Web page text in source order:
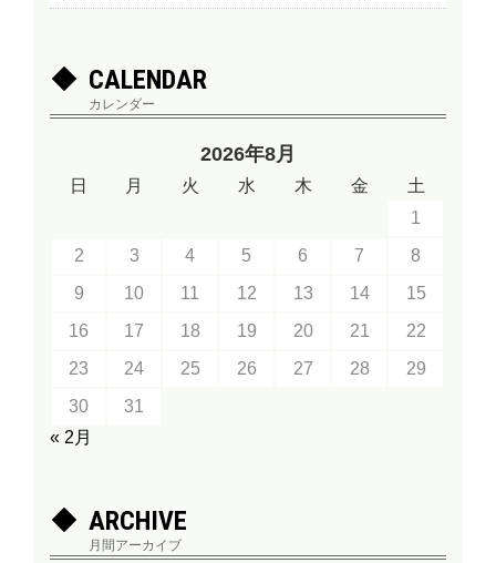
CALENDAR
カレンダー
2026年8月
日 月 火 水 木 金
土
1
2
3 4 5 6 7
8
9
10 11 12 13 14
15
16
17 18 19 20 21
22
23
24 25 26 27 28
29
30
31
« 2月
ARCHIVE
月間アーカイブ